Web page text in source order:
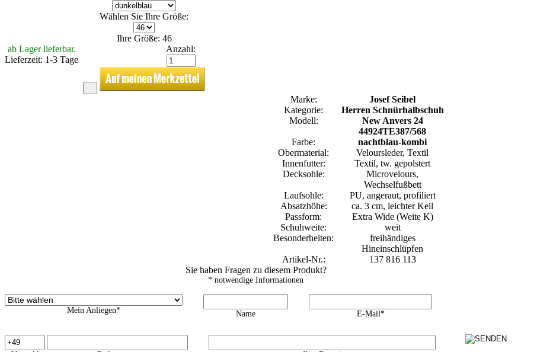
Wählen Sie Ihre Größe:
Ihre Größe: 46
ab Lager lieferbar.
Lieferzeit: 1-3 Tage
Anzahl:
Marke:
Josef Seibel
Kategorie:
Herren Schnürhalbschuh
Modell:
New Anvers 24
44924TE387/568
Farbe:
nachtblau-kombi
Obermaterial:
Veloursleder, Textil
Innenfutter:
Textil, tw. gepolstert
Decksohle:
Microvelours,
Wechselfußbett
Laufsohle:
PU, angeraut, profiliert
Absatzhöhe:
ca. 3 cm, leichter Keil
Passform:
Extra Wide (Weite K)
Schuhweite:
weit
Besonderheiten:
freihändiges
Hineinschlüpfen
Artikel-Nr.:
137 816 113
Sie haben Fragen zu diesem Produkt?
* notwendige Informationen
Mein Anliegen* Name E-Mail*